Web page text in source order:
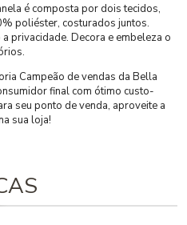
é composta por dois tecidos,
poliéster, costurados juntos.
privacidade. Decora e embeleza o
Campeão de vendas da Bella
final com ótimo custo-
seu ponto de venda, aproveite a
sua loja!